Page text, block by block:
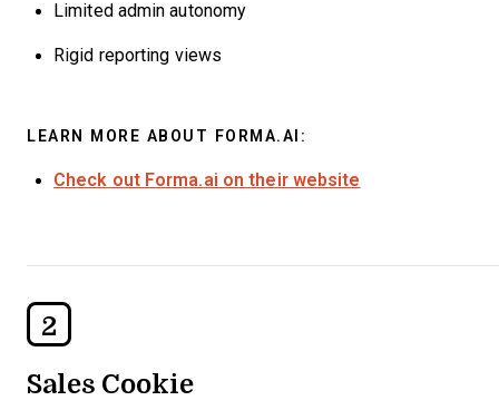
Limited admin autonomy
Rigid reporting views
LEARN MORE ABOUT FORMA.AI:
Check out Forma.ai on their website
2
Sales Cookie